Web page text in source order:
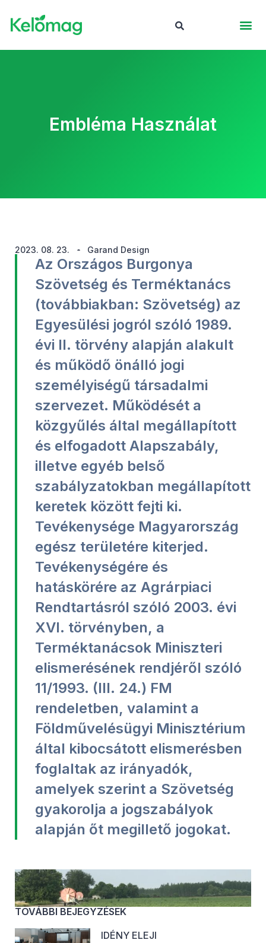
Embléma Használat
2023. 08. 23. Garand Design
Az Országos Burgonya
Szövetség és Terméktanács
(továbbiakban: Szövetség) az
Egyesülési jogról szóló 1989.
évi II. törvény alapján alakult
és működő önálló jogi
személyiségű társadalmi
szervezet. Működését a
közgyűlés által megállapított
és elfogadott Alapszabály,
illetve egyéb belső
szabályzatokban megállapított
keretek között fejti ki.
Tevékenysége Magyarország
egész területére kiterjed.
Tevékenységére és
hatáskörére az Agrárpiaci
Rendtartásról szóló 2003. évi
XVI. törvényben, a
Terméktanácsok Miniszteri
elismerésének rendjéről szóló
11/1993. (III. 24.) FM
rendeletben, valamint a
Földművelésügyi Minisztérium
által kibocsátott elismerésben
foglaltak az irányadók,
amelyek szerint a Szövetség
gyakorolja a jogszabályok
alapján őt megillető jogokat.
TOVÁBBI BEJEGYZÉSEK
IDÉNY ELEJI